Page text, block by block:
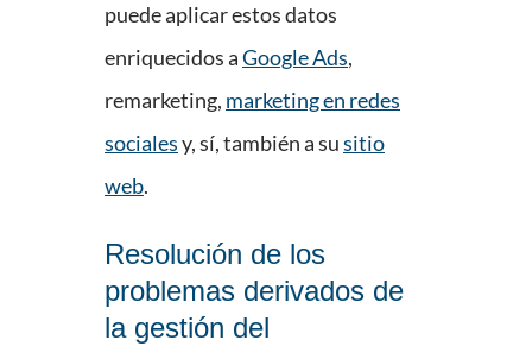
puede aplicar estos datos
enriquecidos aGoogle Ads,
remarketing, marketing en redes
socialesy, sí, también a susitio
web.
Resolución de los
problemas derivados de
la gestión del